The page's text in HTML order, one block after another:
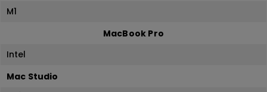
M1
MacBook Pro
Intel
Mac Studio